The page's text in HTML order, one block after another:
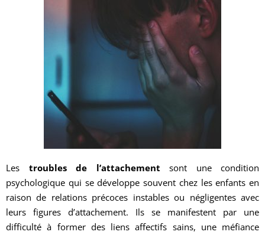
Les troubles de l’attachement sont une condition
psychologique qui se développe souvent chez les enfants en
raison de relations précoces instables ou négligentes avec
leurs figures d’attachement. Ils se manifestent par une
difficulté à former des liens affectifs sains, une méfiance